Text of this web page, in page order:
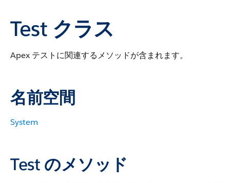
Test クラス
Apex テストに関連するメソッドが含まれます。
名前空間
System
Test のメソッド